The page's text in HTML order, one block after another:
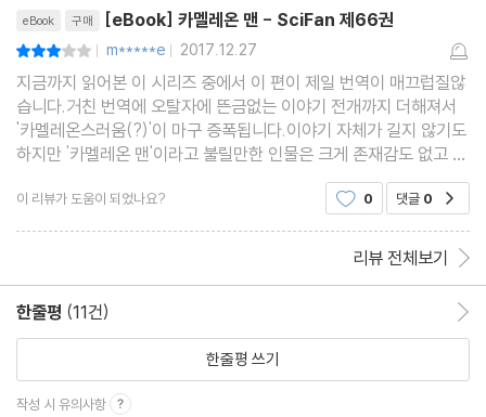
eBook 구매 [eBook] 카멜레온 맨 - SciFan 제66권
| m*****e | 2017.12.27
지금까지 읽어본 이 시리즈 중에서 이 편이 제일 번역이 매끄럽질않
습니다.거친 번역에 오탈자에 뜬금없는 이야기 전개까지 더해져서
'카멜레온스러움(?)'이 마구 증폭됩니다.이야기 자체가 길지 않기도
하지만 '카멜레온 맨'이라고 불릴만한 인물은 크게 존재감도 없고 뭔
가 전개되어가는가 하는 순간 등장인물들이 너도나도 다 입대해버
리며 끝나는게.. 군입대장려용(?)으로 급하게 지
이 리뷰가 도움이 되었나요? 0 댓글 0
리뷰 전체보기
한줄평 (11건)
한줄평 쓰기
작성 시 유의사항